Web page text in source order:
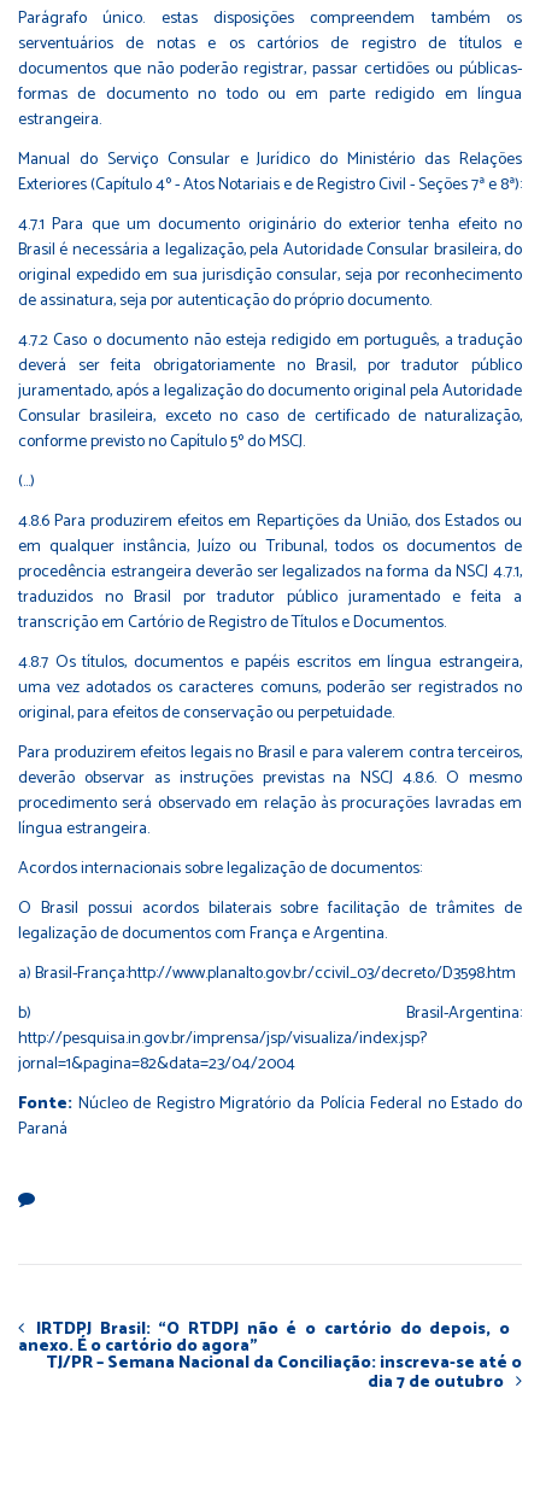
Parágrafo único. estas disposições compreendem também os
serventuários de notas e os cartórios de registro de títulos e
documentos que não poderão registrar, passar certidões ou públicas-
formas de documento no todo ou em parte redigido em língua
estrangeira.
Manual do Serviço Consular e Jurídico do Ministério das Relações
Exteriores (Capítulo 4º - Atos Notariais e de Registro Civil - Seções 7ª e 8ª):
4.7.1 Para que um documento originário do exterior tenha efeito no
Brasil é necessária a legalização, pela Autoridade Consular brasileira, do
original expedido em sua jurisdição consular, seja por reconhecimento
de assinatura, seja por autenticação do próprio documento.
4.7.2 Caso o documento não esteja redigido em português, a tradução
deverá ser feita obrigatoriamente no Brasil, por tradutor público
juramentado, após a legalização do documento original pela Autoridade
Consular brasileira, exceto no caso de certificado de naturalização,
conforme previsto no Capítulo 5º do MSCJ.
(...)
4.8.6 Para produzirem efeitos em Repartições da União, dos Estados ou
em qualquer instância, Juízo ou Tribunal, todos os documentos de
procedência estrangeira deverão ser legalizados na forma da NSCJ 4.7.1,
traduzidos no Brasil por tradutor público juramentado e feita a
transcrição em Cartório de Registro de Títulos e Documentos.
4.8.7 Os títulos, documentos e papéis escritos em língua estrangeira,
uma vez adotados os caracteres comuns, poderão ser registrados no
original, para efeitos de conservação ou perpetuidade.
Para produzirem efeitos legais no Brasil e para valerem contra terceiros,
deverão observar as instruções previstas na NSCJ 4.8.6. O mesmo
procedimento será observado em relação às procurações lavradas em
língua estrangeira.
Acordos internacionais sobre legalização de documentos:
O Brasil possui acordos bilaterais sobre facilitação de trâmites de
legalização de documentos com França e Argentina.
a) Brasil-França:http://www.planalto.gov.br/ccivil_03/decreto/D3598.htm
b) Brasil-Argentina:
http://pesquisa.in.gov.br/imprensa/jsp/visualiza/index.jsp?
jornal=1&pagina=82&data=23/04/2004
Fonte: Núcleo de Registro Migratório da Polícia Federal no Estado do
Paraná
IRTDPJ Brasil: “O RTDPJ não é o cartório do depois, o
anexo. É o cartório do agora”
TJ/PR – Semana Nacional da Conciliação: inscreva-se até o
dia 7 de outubro